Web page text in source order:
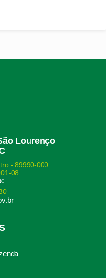
Lourenço
- 89990-000
08